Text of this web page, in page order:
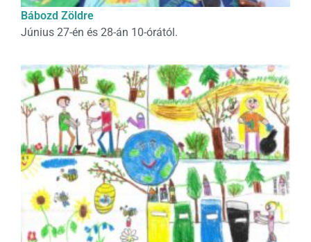
Bábozd Zöldre
Június 27-én és 28-án 10-órától.